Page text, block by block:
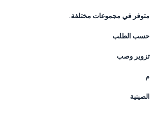
متوفر في مجموعات مختلفة.
حسب الطلب
تزوير وصب
م
الصينية